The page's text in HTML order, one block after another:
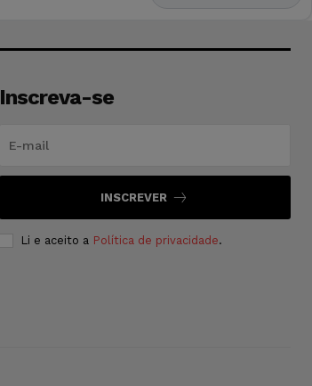
Inscreva-se
INSCREVER
Li e aceito a Política de privacidade.